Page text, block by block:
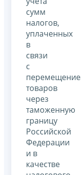
сумм
налогов,
уплаченных
в
связи
с
товаров
через
таможенную
границу
Российской
Федерации
и в
качестве